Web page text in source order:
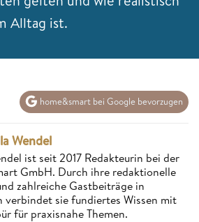
Alltag ist.
home&smart bei Google bevorzugen
Wendel
ist seit 2017 Redakteurin bei der
GmbH. Durch ihre redaktionelle
zahlreiche Gastbeiträge in
verbindet sie fundiertes Wissen mit
für praxisnahe Themen.